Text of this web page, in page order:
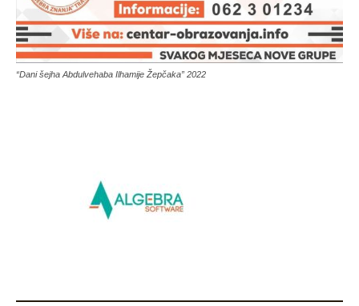
“Dani šejha Abdulvehaba Ilhamije Žepčaka” 2022